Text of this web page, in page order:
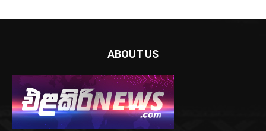
ABOUT US